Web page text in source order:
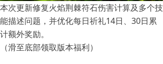
本次更新修复火焰荆棘符石伤害计算及多个技
能描述问题，并优化每日祈礼14日、30日累
计额外奖励。
（滑至底部领取版本福利）